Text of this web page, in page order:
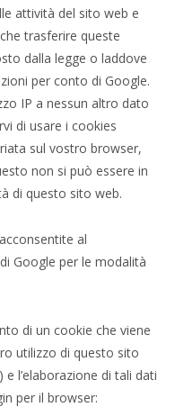
attività del sito web e
trasferire queste
dalla legge o laddove
per conto di Google.
IP a nessun altro dato
di usare i cookies
sul vostro browser,
non si può essere in
di questo sito web.
al
Google per le modalità
di un cookie che viene
utilizzo di questo sito
l’elaborazione di tali dati
per il browser: